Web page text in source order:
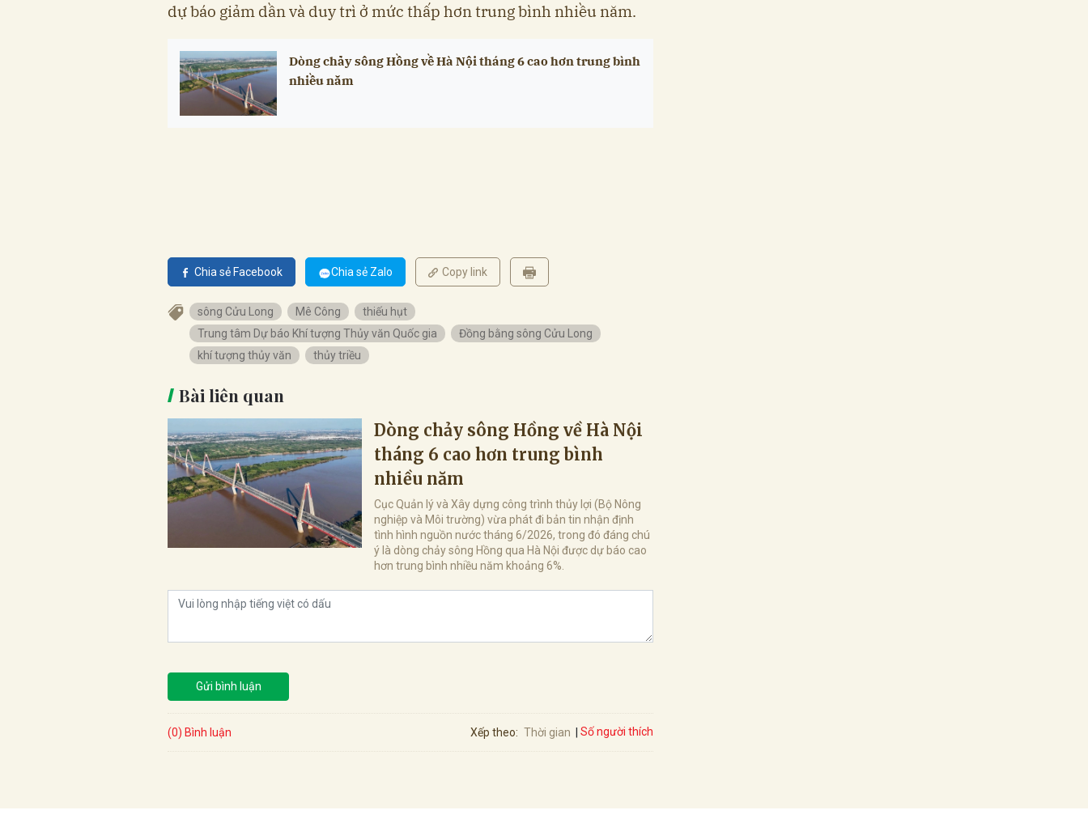
dự báo giảm dần và duy trì ở mức thấp hơn trung bình nhiều năm.
Dòng chảy sông Hồng về Hà Nội tháng 6 cao hơn trung bình
nhiều năm
Chia sẻ Facebook Chia sẻ Zalo Copy link
sông Cửu Long Mê Công
thiếu hụt
Trung tâm Dự báo Khí tượng Thủy văn Quốc gia
Đồng bằng sông Cửu Long
khí tượng thủy văn
thủy triều
Bài liên quan
Dòng chảy sông Hồng về Hà Nội
tháng 6 cao hơn trung bình
nhiều năm
Cục Quản lý và Xây dựng công trình thủy lợi (Bộ Nông
nghiệp và Môi trường) vừa phát đi bản tin nhận định
tình hình nguồn nước tháng 6/2026, trong đó đáng chú
ý là dòng chảy sông Hồng qua Hà Nội được dự báo cao
hơn trung bình nhiều năm khoảng 6%.
Gửi bình luận
(0) Bình luận Xếp theo: Thời gian Số người thích